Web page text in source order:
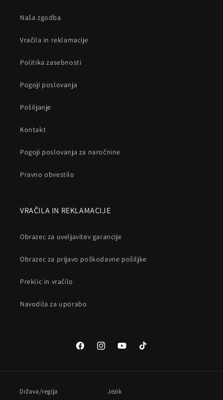
Naša zgodba
Vračila in reklamacije
Politika zasebnosti
Pogoji poslovanja
Pošiljanje
Kontakt
Pogoji poslovanja za naročnine
Pravno obvestilo
VRAČILA IN REKLAMACIJE
Obrazec za uveljavitev garancije
Obrazec za prijavo poškodavne pošiljke
Preklic in vračilo
Navodila za uporabo
FacebookInstagramYouTubeTikTok
Država/regija Jezik